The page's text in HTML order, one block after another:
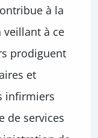
à la
à ce
prodiguent
et
infirmiers
de services